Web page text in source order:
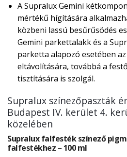
A Supralux Gemini
mértékű hígítására
közbeni lassú besűrűsödés
Gemini parkettalakk és a
parketta alapozó esetében
eltávolítására, továbbá a
tisztítására is szolgál.
Supralux színezőpaszták
Budapest IV. kerület 4.
közelében
Supralux falfesték színező
falfestékhez – 100 ml